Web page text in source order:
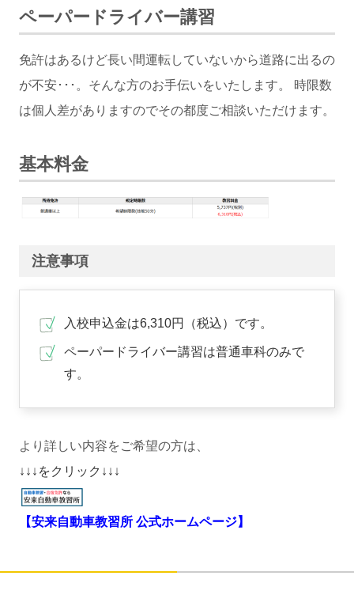
ペーパードライバー講習
免許はあるけど長い間運転していないから道路に出るの
が不安･･･。そんな方のお手伝いをいたします。 時限数
は個人差がありますのでその都度ご相談いただけます。
基本料金
注意事項
入校申込金は6,310円（税込）です。
ペーパードライバー講習は普通車科のみで
す。
より詳しい内容をご希望の方は、
↓↓↓をクリック↓↓↓
【安来自動車教習所 公式ホームページ】